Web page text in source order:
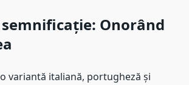
semnificație: Onorând
variantă italiană, portugheză și